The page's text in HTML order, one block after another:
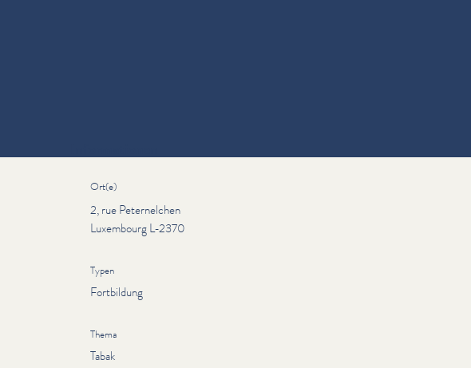
Ort(e)
2, rue Peternelchen
Luxembourg L-2370
Typen
Fortbildung
Thema
Tabak